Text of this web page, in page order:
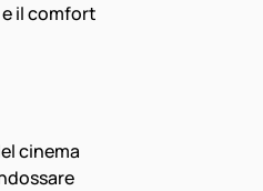
il comfort
cinema